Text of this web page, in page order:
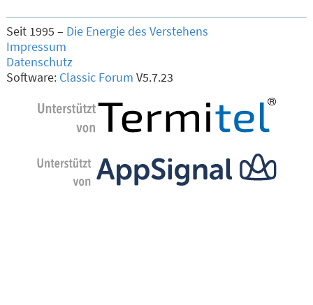
Seit 1995 – Die Energie des Verstehens
Impressum
Datenschutz
Software: Classic Forum V5.7.23